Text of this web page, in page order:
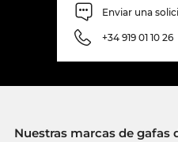
Enviar una
+34 919 01 10 26
Nuestras marcas de gafas